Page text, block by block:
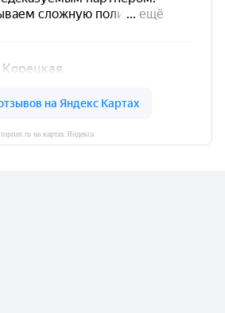
toprint.ru на картах Яндекса